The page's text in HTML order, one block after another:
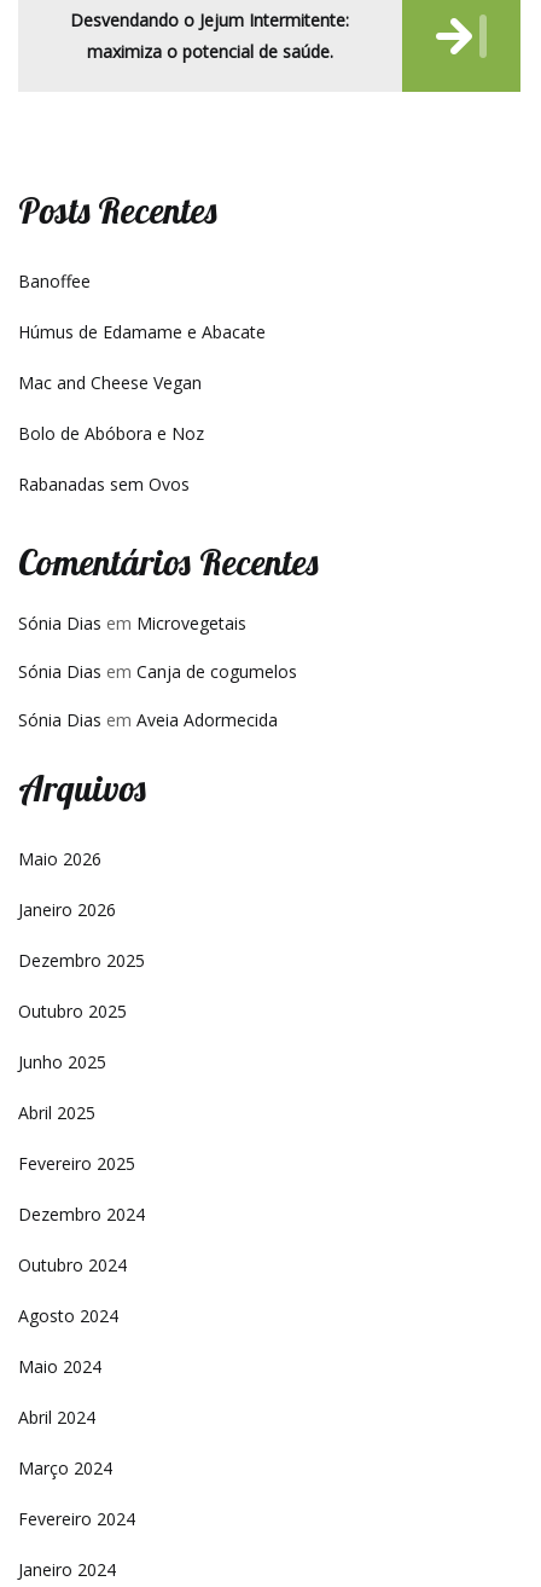
Desvendando o Jejum Intermitente:
maximiza o potencial de saúde.
Posts Recentes
Banoffee
Húmus de Edamame e Abacate
Mac and Cheese Vegan
Bolo de Abóbora e Noz
Rabanadas sem Ovos
Comentários Recentes
Sónia Dias em Microvegetais
Sónia Dias em Canja de cogumelos
Sónia Dias em Aveia Adormecida
Arquivos
Maio 2026
Janeiro 2026
Dezembro 2025
Outubro 2025
Junho 2025
Abril 2025
Fevereiro 2025
Dezembro 2024
Outubro 2024
Agosto 2024
Maio 2024
Abril 2024
Março 2024
Fevereiro 2024
Janeiro 2024